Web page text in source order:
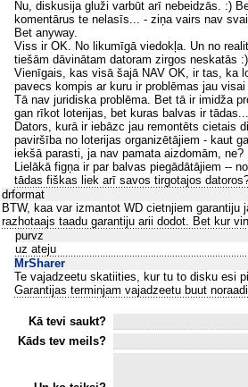
Nu, diskusija gluži varbūt arī nebeidzās. :)
komentārus te nelasīs... - ziņa vairs nav
Bet anyway.
Viss ir OK. No likumīgā viedokļa. Un no
tiešām dāvinātam datoram zirgos neskatās
Vienīgais, kas visā šajā NAV OK, ir tas, ka
pavecs kompis ar kuru ir problēmas jau
Tā nav juridiska problēma. Bet tā ir imidža
gan rīkot loterijas, bet kuras balvas ir
Dators, kurā ir iebāzc jau remontēts cietais
paviršība no loterijas organizētājiem - kaut
iekšā parasti, ja nav pamata aizdomām, ne?
Lielākā figņa ir par balvas piegādātājiem --
tādas fiškas liek arī savos tirgotajos
drformat
BTW, kaa var izmantot WD cietnjiem
razhotaajs taadu garantiju arii dodot. Bet kur
purvz
uz ateju
MrSharer
Te vajadzeetu skatiities, kur tu to disku esi
Garantijas terminjam vajadzeetu buut
Kā tevi saukt?
Kāds tev meils?